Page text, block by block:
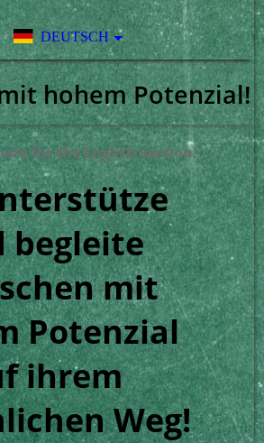
DEUTSCH
hohem Potenzial!
for the English version!
begleite
mit
Potenzial
ihrem
Weg!